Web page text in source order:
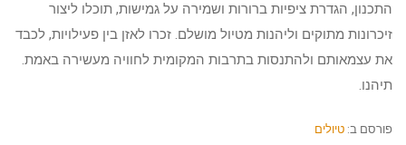
התכנון, הגדרת ציפיות ברורות ושמירה על גמישות, תוכלו ליצור
זיכרונות מתוקים וליהנות מטיול מושלם. זכרו לאזן בין פעילויות, לכבד
את עצמאותם ולהתנסות בתרבות המקומית לחוויה מעשירה באמת.
תיהנו.
פורסם ב: טיולים